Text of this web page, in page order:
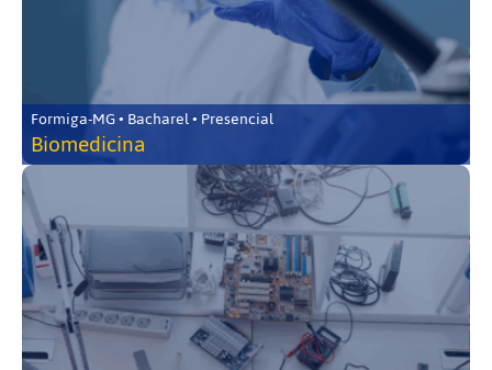
Formiga-MG • Bacharel • Presencial
Biomedicina